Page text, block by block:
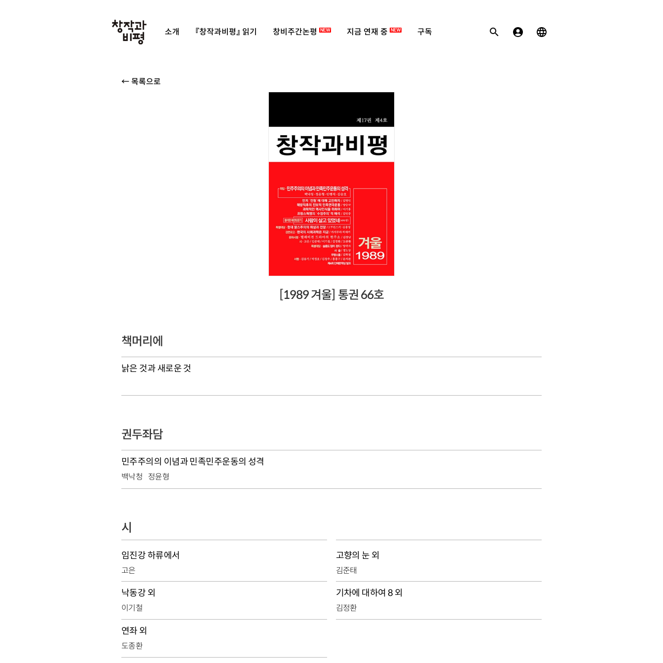
소개 『창작과비평』 읽기 창비주간논평 NEW 지금 연재 중 NEW 구독
← 목록으로
[1989 겨울] 통권 66호
책머리에
낡은 것과 새로운 것
권두좌담
민주주의의 이념과 민족민주운동의 성격
백낙청 정윤형
시
임진강 하류에서
고은
고향의 눈 외
김준태
낙동강 외
이기철
기차에 대하여 8 외
김정환
연좌 외
도종환